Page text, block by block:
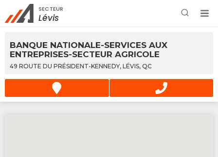
Rechercher à proximité - Entreprise / Rabais /
Services
SECTEUR
Lévis
BANQUE NATIONALE-SERVICES AUX
ENTREPRISES-SECTEUR AGRICOLE
49 ROUTE DU PRÉSIDENT-KENNEDY, LÉVIS, QC